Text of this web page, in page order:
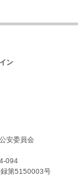
ン
安委員会
094
録第5150003号